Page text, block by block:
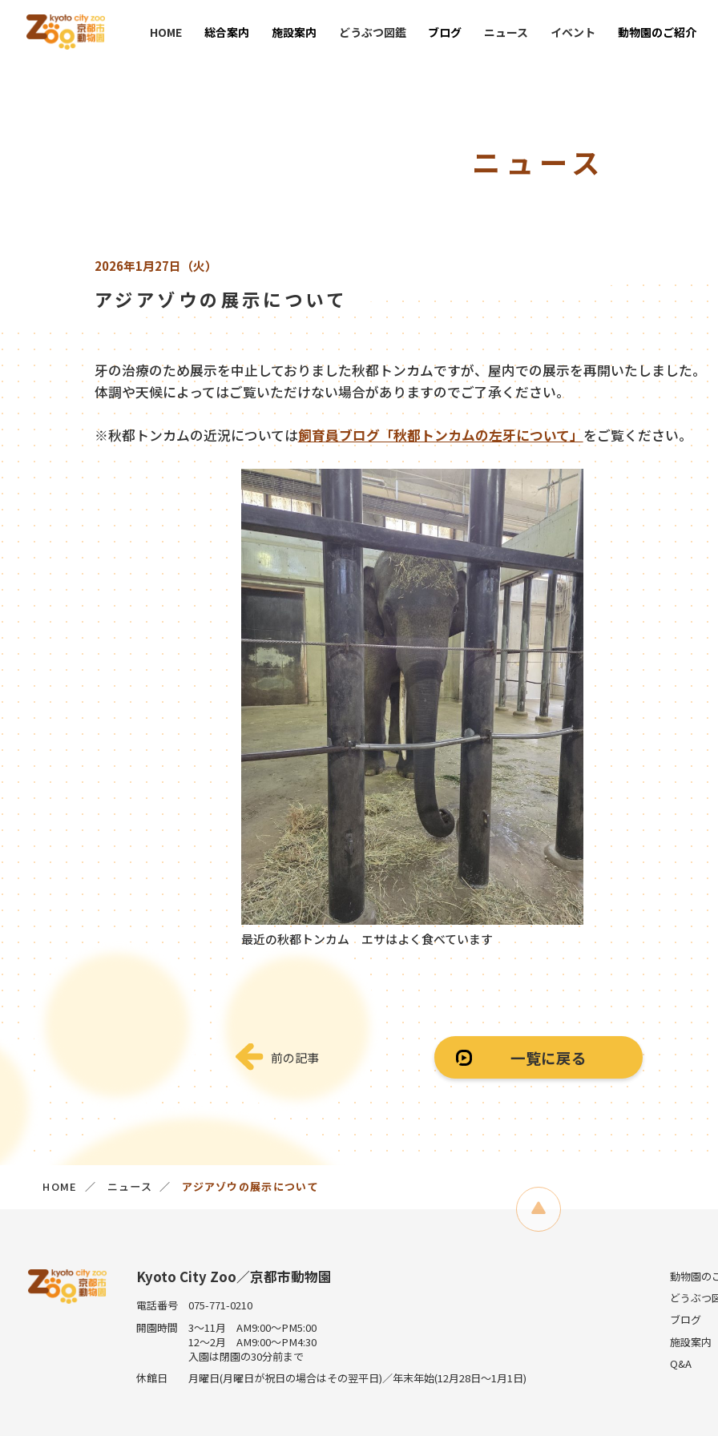
HOME 総合案内 施設案内 どうぶつ図鑑 ブログ ニュース イベント 動物園のご紹介
ニュース
2026年1月27日（火）
アジアゾウの展示について
牙の治療のため展示を中止しておりました秋都トンカムですが、屋内での展示を再開いたしました。
体調や天候によってはご覧いただけない場合がありますのでご了承ください。
※秋都トンカムの近況については飼育員ブログ「秋都トンカムの左牙について」 をご覧ください。
最近の秋都トンカム エサはよく食べています
前の記事 一覧に戻る
HOME ニュース アジアゾウの展示について
Kyoto City Zoo／京都市動物園
電話番号
075-771-0210
開園時間
3～11月 AM9:00～PM5:00
12～2月 AM9:00～PM4:30
入園は閉園の30分前まで
休館日
月曜日(月曜日が祝日の場合はその翌平日)／年末年始(12月28日～1月1日)
動物園の
どうぶつ
ブログ
施設案内
Q&A